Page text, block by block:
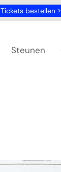
Tickets bestellen
Steunen